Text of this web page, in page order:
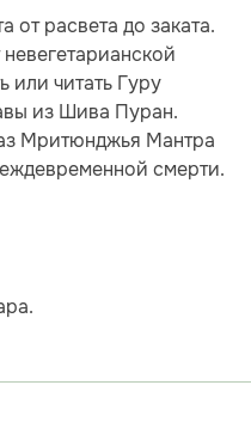
от расвета до заката.
или читать Гуру
из Шива Пуран.
Мритюнджья Мантра
смерти.